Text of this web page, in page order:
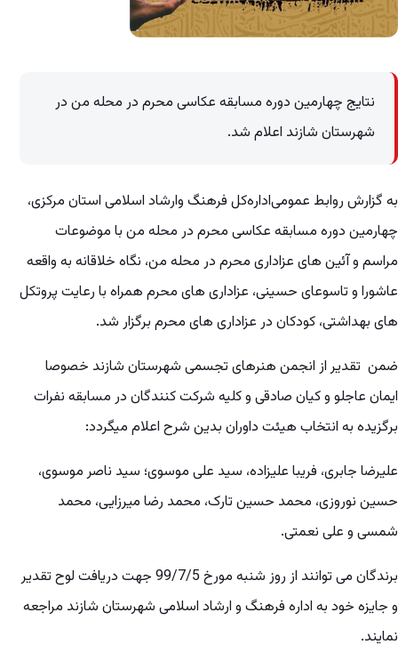
نتایج چهارمین دوره مسابقه عکاسی محرم در محله من در
شهرستان شازند اعلام شد.
به گزارش روابط عمومی‌‌اداره‌کل فرهنگ و‌ارشاد اسلامی استان مرکزی،
چهارمین دوره مسابقه عکاسی محرم در محله من با موضوعات
مراسم و آئین های عزاداری محرم در محله من، نگاه خلاقانه به واقعه
عاشورا و تاسوعای حسینی، عزاداری های محرم همراه با رعایت پروتکل
های بهداشتی، کودکان در عزاداری های محرم برگزار شد.
ضمن تقدیر از انجمن هنرهای تجسمی شهرستان شازند خصوصا
ایمان عاجلو و کیان صادقی و کلیه شرکت کنندگان در مسابقه نفرات
برگزیده به انتخاب هیئت داوران بدین شرح اعلام میگردد:
علیرضا جابری، فریبا علیزاده، سید علی موسوی؛ سید ناصر موسوی،
حسین نوروزی، محمد حسین تارک، محمد رضا میرزایی، محمد
شمسی و علی نعمتی.
برندگان می توانند از روز شنبه مورخ 99/7/5 جهت دریافت لوح تقدیر
و جایزه خود به اداره فرهنگ و ارشاد اسلامی شهرستان شازند مراجعه
نمایند.